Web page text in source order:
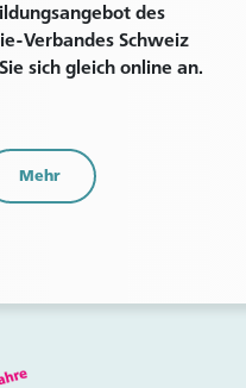
des
Verbandes Schweiz
sich gleich online an.
Mehr